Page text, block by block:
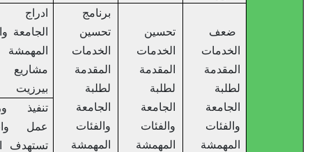
الخدمات
والفئات
المهمشة
الخدمات
المقدمة
الجامعة
والفئات
المهمشة
الخدمات
المقدمة
الجامعة
والفئات
المهمشة
ادراج طلاب
الجامعة والفئات
المهمشة ضمن
مشاريع مدينة
تنفيذ ورشات
عمل وانشطة
تستهدف الفئات